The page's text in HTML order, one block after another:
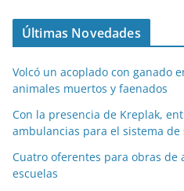
Últimas Novedades
Volcó un acoplado con ganado
animales muertos y faenados
Con la presencia de Kreplak,
ambulancias para el sistema
Cuatro oferentes para obras de
escuelas